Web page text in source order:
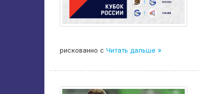
рискованно с Читать дальше »